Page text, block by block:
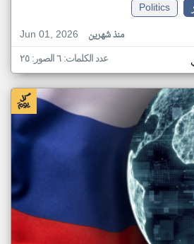
Politics
Jun 01, 2026
منذ شهرين
عدد الكلمات: ٦ الصور: ٢٥